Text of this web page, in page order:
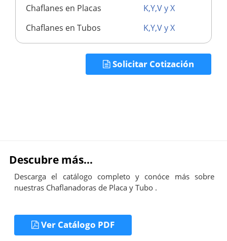
Chaflanes en Placas
K,Y,V y X
Chaflanes en Tubos
K,Y,V y X
Solicitar Cotización
Descubre más...
Descarga el catálogo completo y conóce más sobre
nuestras Chaflanadoras de Placa y Tubo .
Ver Catálogo PDF